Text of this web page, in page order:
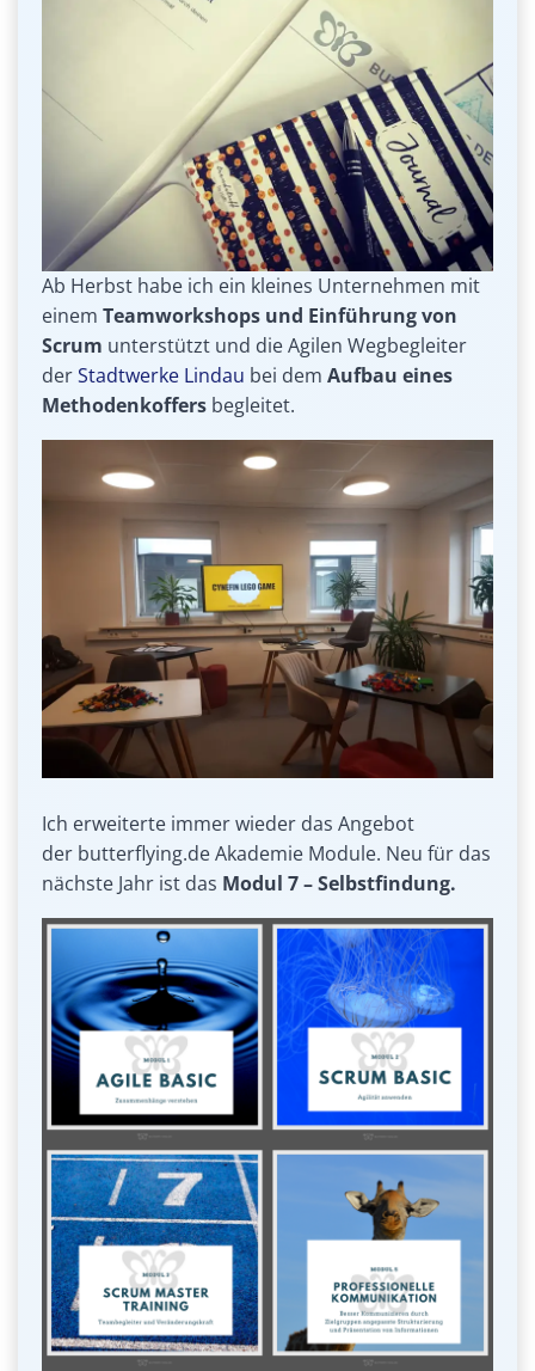
Ab Herbst habe ich ein kleines Unternehmen mit
einem Teamworkshops und Einführung von
Scrum unterstützt und die Agilen Wegbegleiter
derStadtwerke Lindau bei dem Aufbau eines
Methodenkoffers begleitet.
Ich erweiterte immer wieder das Angebot
der butterflying.de Akademie Module. Neu für das
nächste Jahr ist das Modul 7 – Selbstfindung.